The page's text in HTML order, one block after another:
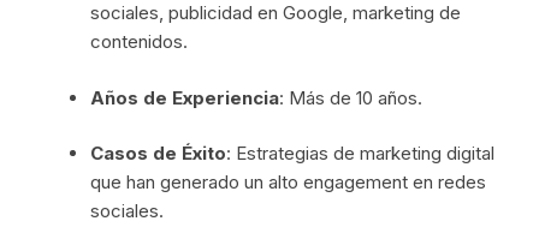
sociales, publicidad en Google, marketing de
contenidos.
Años de Experiencia: Más de 10 años.
Casos de Éxito: Estrategias de marketing digital
que han generado un alto engagement en redes
sociales.